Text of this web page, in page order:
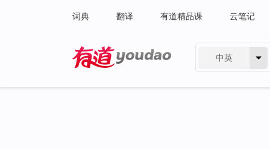
词典 翻译 有道精品课 云笔记
中英